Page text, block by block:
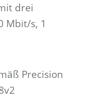
drei
Mbit/s, 1
Precision